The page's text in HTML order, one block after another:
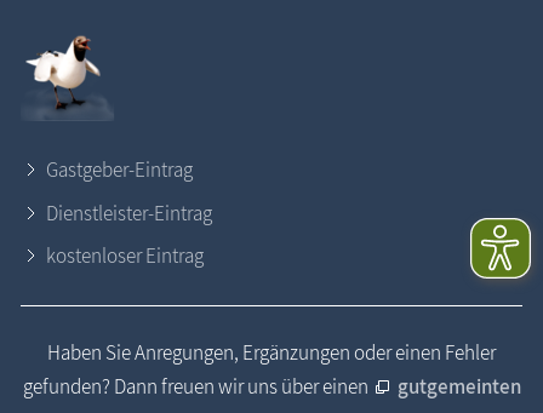
Gastgeber-Eintrag
Dienstleister-Eintrag
kostenloser Eintrag
Haben Sie Anregungen, Ergänzungen oder einen Fehler
gefunden? Dann freuen wir uns über einen
gutgemeinten